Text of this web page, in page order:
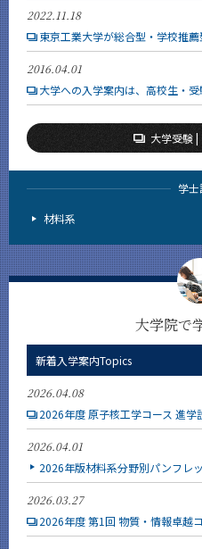
2022.11.18
東京工業大学が総合型・学校推
2016.04.01
大学への入学案内は、高校生・受
大学受験 |
学士
材料系
大学院で
新着入学案内Topics
2026.04.08
2026年度 原子核工学コース 進学
2026.04.01
2026年版材料系分野別パンフレ
2026.03.27
2026年度 第1回 物質・情報卓越